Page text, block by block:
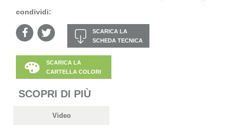
condividi:
SCARICA LA
SCHEDA TECNICA
SCARICA LA
CARTELLA COLORI
SCOPRI DI PIÙ
Video